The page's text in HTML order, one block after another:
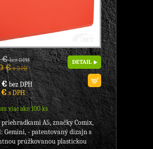
€bez DPH
€s DPH
€bez DPH
€s DPH
viac ako 100 ks
DETAIL
priehradkami A5, značky Comix,
Gemini, - patentovaný dizajn s
prúžkovanou plastickou